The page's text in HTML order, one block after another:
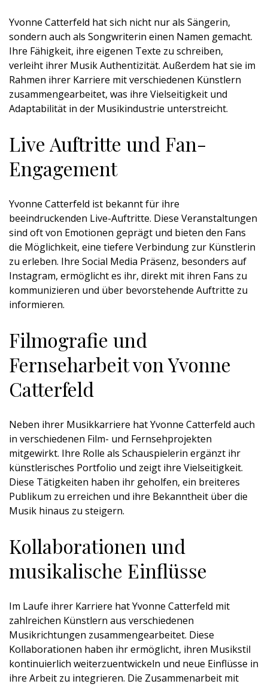
Yvonne Catterfeld hat sich nicht nur als Sängerin,
sondern auch als Songwriterin einen Namen gemacht.
Ihre Fähigkeit, ihre eigenen Texte zu schreiben,
verleiht ihrer Musik Authentizität. Außerdem hat sie im
Rahmen ihrer Karriere mit verschiedenen Künstlern
zusammengearbeitet, was ihre Vielseitigkeit und
Adaptabilität in der Musikindustrie unterstreicht.
Live Auftritte und Fan-
Engagement
Yvonne Catterfeld ist bekannt für ihre
beeindruckenden Live-Auftritte. Diese Veranstaltungen
sind oft von Emotionen geprägt und bieten den Fans
die Möglichkeit, eine tiefere Verbindung zur Künstlerin
zu erleben. Ihre Social Media Präsenz, besonders auf
Instagram, ermöglicht es ihr, direkt mit ihren Fans zu
kommunizieren und über bevorstehende Auftritte zu
informieren.
Filmografie und
Fernseharbeit von Yvonne
Catterfeld
Neben ihrer Musikkarriere hat Yvonne Catterfeld auch
in verschiedenen Film- und Fernsehprojekten
mitgewirkt. Ihre Rolle als Schauspielerin ergänzt ihr
künstlerisches Portfolio und zeigt ihre Vielseitigkeit.
Diese Tätigkeiten haben ihr geholfen, ein breiteres
Publikum zu erreichen und ihre Bekanntheit über die
Musik hinaus zu steigern.
Kollaborationen und
musikalische Einflüsse
Im Laufe ihrer Karriere hat Yvonne Catterfeld mit
zahlreichen Künstlern aus verschiedenen
Musikrichtungen zusammengearbeitet. Diese
Kollaborationen haben ihr ermöglicht, ihren Musikstil
kontinuierlich weiterzuentwickeln und neue Einflüsse in
ihre Arbeit zu integrieren. Die Zusammenarbeit mit